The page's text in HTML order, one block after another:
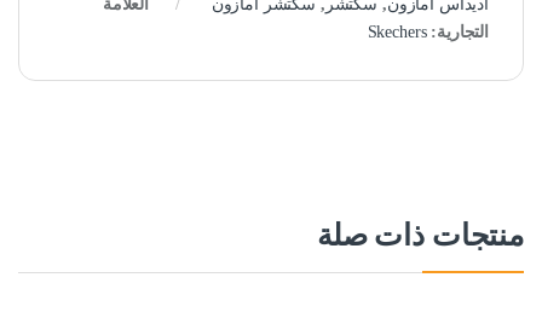
اديداس امازون, سكتشر , سكتشر امازون
العلامة
التجارية:Skechers
منتجات ذات صلة